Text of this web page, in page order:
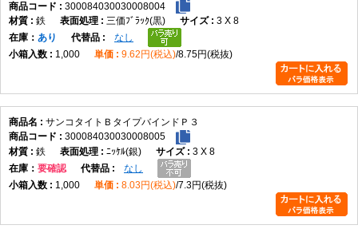
300084030030008004
鉄
三価ﾌﾞﾗｯｸ(黒)
3 X 8
在庫
あり
なし
1,000
9.62円(税込) 8.75円(税抜)
サンコタイトＢタイプバインドＰ３
300084030030008005
鉄
ﾆｯｹﾙ(銀)
3 X 8
在庫
要確認
なし
1,000
8.03円(税込) 7.3円(税抜)